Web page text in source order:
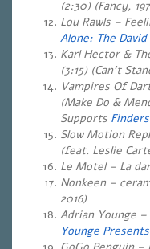
(2:30) (Fancy,
Lou Rawls –
Alone: The
Karl Hector &
(3:15) (Can’t
Vampires Of
(Make Do &
Supports
Slow Motion
(feat. Leslie
Le Motel – La
Nonkeen –
2016)
Adrian Younge
Younge